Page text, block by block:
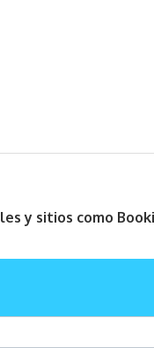
y sitios como